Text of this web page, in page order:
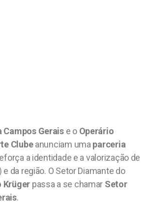
Campos Geraise oOperário
Clubeanunciam umaparceria
a identidade e a valorização de
e da região. O Setor Diamante do
Krüger passa a se chamar Setor
.